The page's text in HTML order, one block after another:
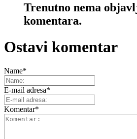
Trenutno nema
komentara.
Ostavi komentar
Name*
E-mail adresa*
Komentar*